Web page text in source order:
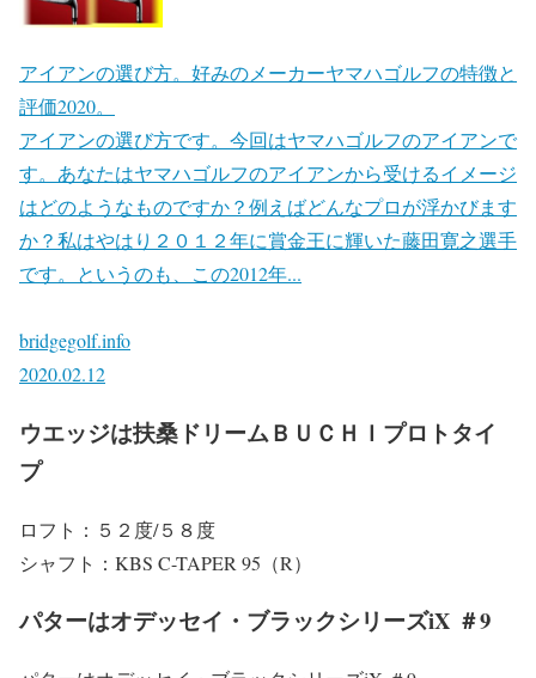
アイアンの選び方。好みのメーカーヤマハゴルフの特徴と
評価2020。
アイアンの選び方です。今回はヤマハゴルフのアイアンで
す。あなたはヤマハゴルフのアイアンから受けるイメージ
はどのようなものですか？例えばどんなプロが浮かびます
か？私はやはり２０１２年に賞金王に輝いた藤田寛之選手
です。というのも、この2012年...
bridgegolf.info
2020.02.12
ウエッジは扶桑ドリームＢＵＣＨＩプロトタイ
プ
ロフト：５２度/５８度
シャフト：KBS C-TAPER 95（R）
パターはオデッセイ・ブラックシリーズiX ＃9